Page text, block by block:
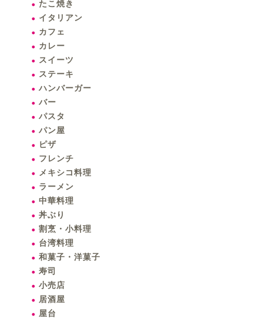
たこ焼き
イタリアン
カフェ
カレー
スイーツ
ステーキ
ハンバーガー
バー
パスタ
パン屋
ピザ
フレンチ
メキシコ料理
ラーメン
中華料理
丼ぶり
割烹・小料理
台湾料理
和菓子・洋菓子
寿司
小売店
居酒屋
屋台